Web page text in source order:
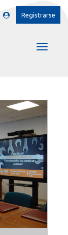
Registrarse